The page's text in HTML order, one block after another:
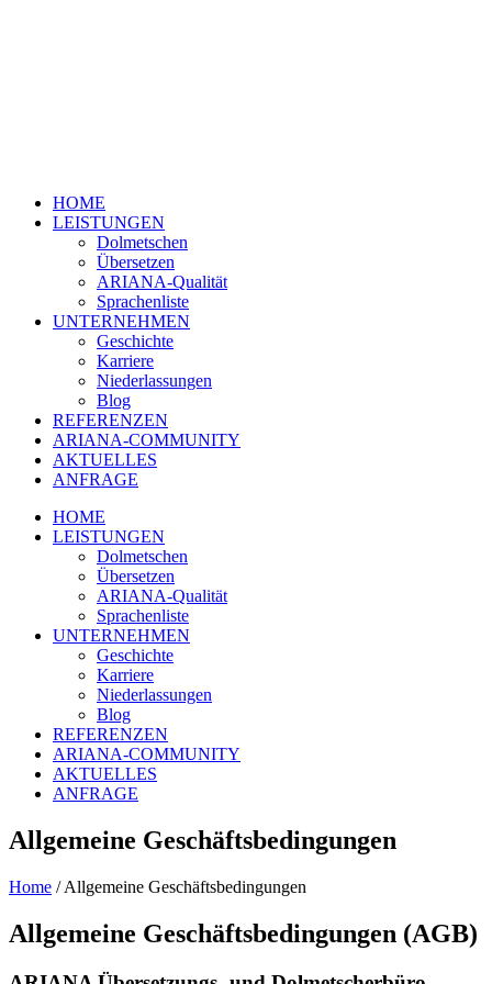
HOME
LEISTUNGEN
Dolmetschen
Übersetzen
ARIANA-Qualität
Sprachenliste
UNTERNEHMEN
Geschichte
Karriere
Niederlassungen
Blog
REFERENZEN
ARIANA-COMMUNITY
AKTUELLES
ANFRAGE
HOME
LEISTUNGEN
Dolmetschen
Übersetzen
ARIANA-Qualität
Sprachenliste
UNTERNEHMEN
Geschichte
Karriere
Niederlassungen
Blog
REFERENZEN
ARIANA-COMMUNITY
AKTUELLES
ANFRAGE
Allgemeine Geschäftsbedingungen
Home /Allgemeine Geschäftsbedingungen
Allgemeine Geschäftsbedingungen (AGB)